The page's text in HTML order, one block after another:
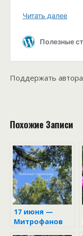
Поддержать автора
Похожие Записи
17 июня —
Митрофанов